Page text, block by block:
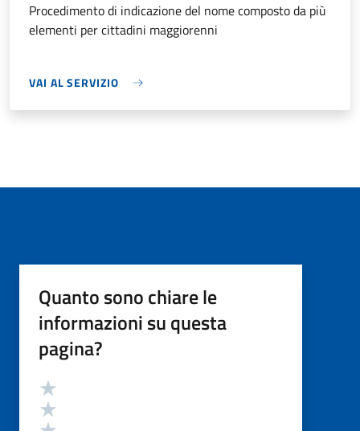
Procedimento di indicazione del nome composto da più
elementi per cittadini maggiorenni
VAI AL SERVIZIO
Quanto sono chiare le
informazioni su questa
pagina?
Valutazione